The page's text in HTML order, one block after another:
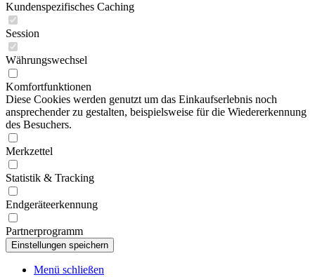
Kundenspezifisches Caching
Session
Währungswechsel
Komfortfunktionen
Diese Cookies werden genutzt um das Einkaufserlebnis noch
ansprechender zu gestalten, beispielsweise für die Wiedererkennung
des Besuchers.
Merkzettel
Statistik & Tracking
Endgeräteerkennung
Partnerprogramm
Menü schließen